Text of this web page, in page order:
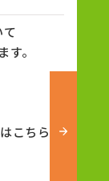
て
。
こちら